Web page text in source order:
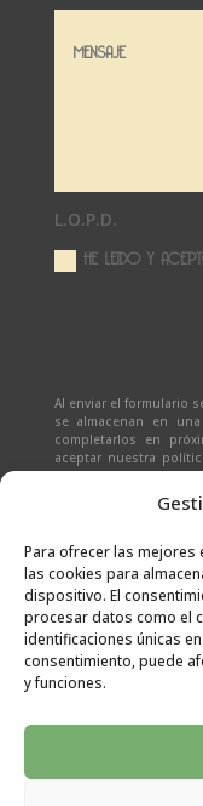
Para ofrecer las mejores
las cookies para
dispositivo. El
procesar datos como el
identificaciones únicas
consentimiento, puede
y funciones.
L.O.P.D.
HE LEIDO Y
Al enviar el formulario
se almacenan en
completarlos en
aceptar nuestra
Ivan Zabalza |
Legitimación: Tu
(datos
y olvido de tus datos.